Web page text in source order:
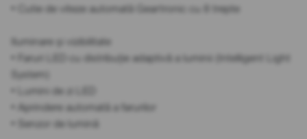
• Cutie de viteze automată Geartronic cu 8 trepte
Iluminare și vizibilitate
• Faruri LED cu distribuție adaptivă a luminii (Intelligent Light
System)
• Lumini de zi LED
• Aprindere automată a farurilor
• Senzor de lumină